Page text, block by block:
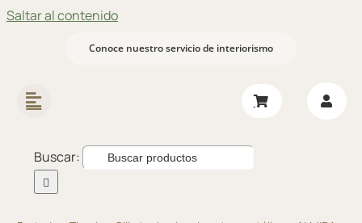
Saltar al contenido
Conoce nuestro servicio de interiorismo
Buscar: